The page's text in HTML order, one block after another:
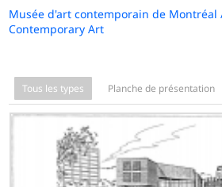
Musée d'art contemporain de
Contemporary Art
Tous les types Planche de présentation